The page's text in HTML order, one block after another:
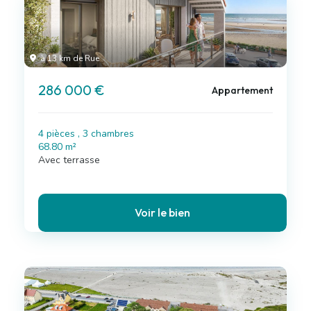
à 13 km de Rue
286 000 € Appartement
4 pièces , 3 chambres
68.80 m²
Avec terrasse
Voir le bien